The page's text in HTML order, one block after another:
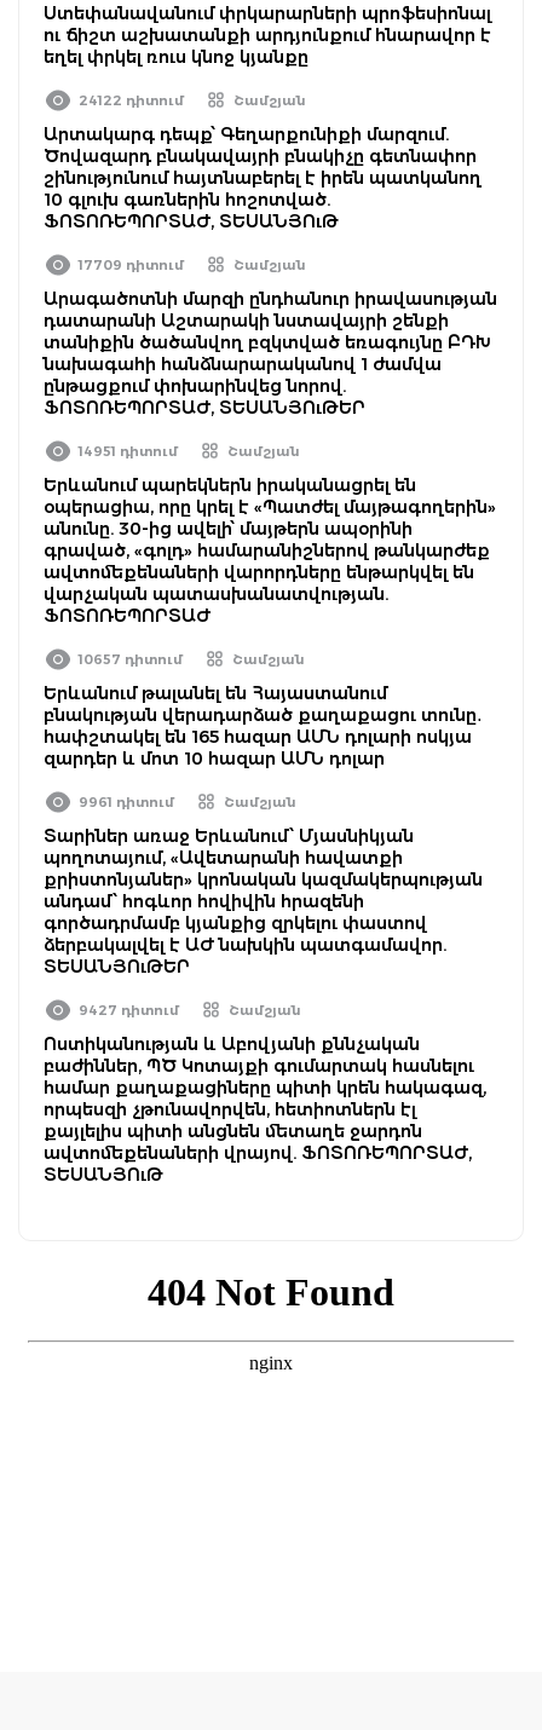
Ստեփանավանում փրկարարների պրոֆեսիոնալ
ու ճիշտ աշխատանքի արդյունքում հնարավոր է
եղել փրկել ռուս կնոջ կյանքը
24122 դիտում Շամշյան
Արտակարգ դեպք՝ Գեղարքունիքի մարզում.
Ծովազարդ բնակավայրի բնակիչը գետնափոր
շինությունում հայտնաբերել է իրեն պատկանող
10 գլուխ գառներին հոշոտված.
ՖՈՏՈՌԵՊՈՐՏԱԺ, ՏԵՍԱՆՅՈւԹ
17709 դիտում Շամշյան
Արագածոտնի մարզի ընդհանուր իրավասության
դատարանի Աշտարակի նստավայրի շենքի
տանիքին ծածանվող բզկտված եռագույնը ԲԴԽ
նախագահի հանձնարարականով 1 ժամվա
ընթացքում փոխարինվեց նորով.
ՖՈՏՈՌԵՊՈՐՏԱԺ, ՏԵՍԱՆՅՈւԹԵՐ
14951 դիտում Շամշյան
Երևանում պարեկներն իրականացրել են
օպերացիա, որը կրել է «Պատժել մայթագողերին»
անունը. 30-ից ավելի՝ մայթերն ապօրինի
գրաված, «գոլդ» համարանիշներով թանկարժեք
ավտոմեքենաների վարորդները ենթարկվել են
վարչական պատասխանատվության.
ՖՈՏՈՌԵՊՈՐՏԱԺ
10657 դիտում Շամշյան
Երևանում թալանել են Հայաստանում
բնակության վերադարձած քաղաքացու տունը․
հափշտակել են 165 հազար ԱՄՆ դոլարի ոսկյա
զարդեր և մոտ 10 հազար ԱՄՆ դոլար
9961 դիտում Շամշյան
Տարիներ առաջ Երևանում՝ Մյասնիկյան
պողոտայում, «Ավետարանի հավատքի
քրիստոնյաներ» կրոնական կազմակերպության
անդամ՝ հոգևոր հովիվին հրազենի
գործադրմամբ կյանքից զրկելու փաստով
ձերբակալվել է ԱԺ նախկին պատգամավոր.
ՏԵՍԱՆՅՈւԹԵՐ
9427 դիտում Շամշյան
Ոստիկանության և Աբովյանի քննչական
բաժիններ, ՊԾ Կոտայքի գումարտակ հասնելու
համար քաղաքացիները պիտի կրեն հակագազ,
որպեսզի չթունավորվեն, հետիոտներն էլ
քայլելիս պիտի անցնեն մետաղե ջարդոն
ավտոմեքենաների վրայով. ՖՈՏՈՌԵՊՈՐՏԱԺ,
ՏԵՍԱՆՅՈւԹ